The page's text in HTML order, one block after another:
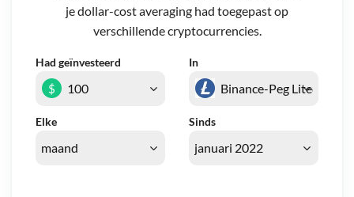
je dollar-cost averaging had toegepast op
verschillende cryptocurrencies.
Had geïnvesteerd In
Elke Sinds
$